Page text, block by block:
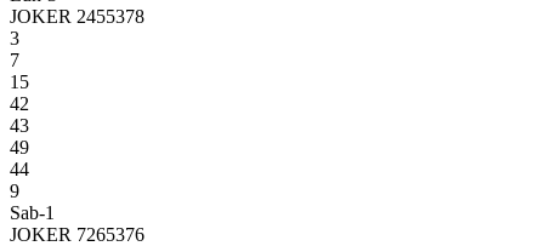
JOKER 2455378
3
7
15
42
43
49
44
9
Sab-1
JOKER 7265376